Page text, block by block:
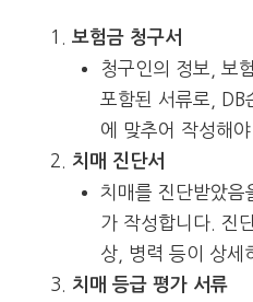
보험금 청구서
청구인의 정보, 보
포함된 서류로, DB
에 맞추어 작성해야
치매 진단서
치매를 진단받았음
가 작성합니다. 진
상, 병력 등이 상세
치매 등급 평가 서류